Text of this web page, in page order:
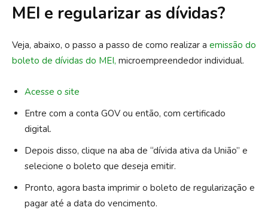
MEI e regularizar as dívidas?
Veja, abaixo, o passo a passo de como realizar a emissão do
boleto de dívidas do MEI, microempreendedor individual.
Acesse o site
Entre com a conta GOV ou então, com certificado
digital.
Depois disso, clique na aba de “dívida ativa da União” e
selecione o boleto que deseja emitir.
Pronto, agora basta imprimir o boleto de regularização e
pagar até a data do vencimento.